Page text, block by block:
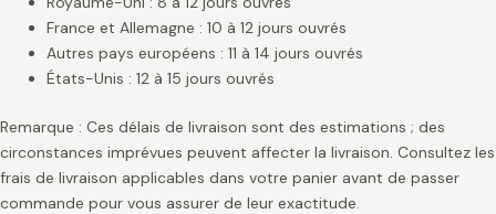
France et Allemagne : 10 à 12 jours ouvrés
Autres pays européens : 11 à 14 jours ouvrés
États-Unis : 12 à 15 jours ouvrés
Remarque : Ces délais de livraison sont des estimations ; des
circonstances imprévues peuvent affecter la livraison. Consultez les
frais de livraison applicables dans votre panier avant de passer
commande pour vous assurer de leur exactitude.